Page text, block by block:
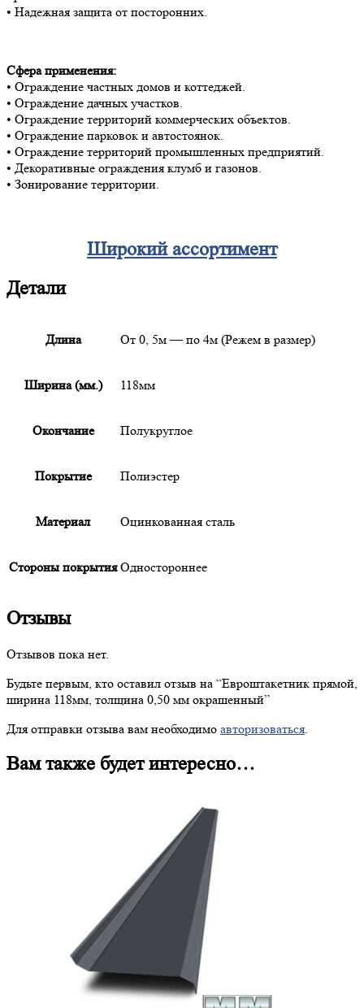
• Надежная защита от посторонних.
Сфера применения:
• Ограждение частных домов и коттеджей.
• Ограждение дачных участков.
• Ограждение территорий коммерческих объектов.
• Ограждение парковок и автостоянок.
• Ограждение территорий промышленных предприятий.
• Декоративные ограждения клумб и газонов.
• Зонирование территории.
Широкий ассортимент
Детали
Длина От 0, 5м — по 4м (Режем в размер)
Ширина (мм.) 118мм
Окончание Полукруглое
Покрытие Полиэстер
Материал Оцинкованная сталь
Стороны покрытия Одностороннее
Отзывы
Отзывов пока нет.
Будьте первым, кто оставил отзыв на “Евроштакетник прямой,
ширина 118мм, толщина 0,50 мм окрашенный”
Для отправки отзыва вам необходимо авторизоваться
Вам также будет интересно…